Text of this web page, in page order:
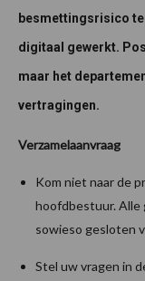
besmettingsrisico
digitaal gewerkt.
maar het
vertragingen.
Verzamelaanvraag
Kom niet naar de
hoofdbestuur. Alle
sowieso gesloten
Stel uw vragen in